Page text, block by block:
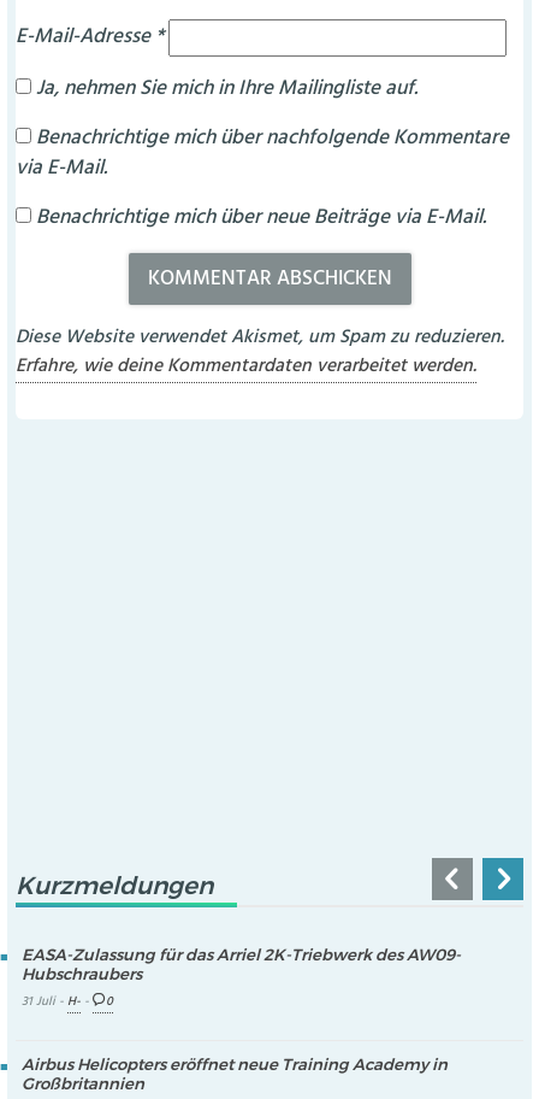
E-Mail-Adresse *
Ja, nehmen Sie mich in Ihre Mailingliste auf.
Benachrichtige mich über nachfolgende Kommentare
via E-Mail.
Benachrichtige mich über neue Beiträge via E-Mail.
Diese Website verwendet Akismet, um Spam zu reduzieren.
Erfahre, wie deine Kommentardaten verarbeitet werden.
Kurzmeldungen
EASA-Zulassung für das Arriel 2K-Triebwerk des AW09-
Hubschraubers
31 Juli - H-- 0
Airbus Helicopters eröffnet neue Training Academy in
Großbritannien